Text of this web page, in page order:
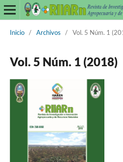
Inicio / Archivos / Vol. 5 Núm. 1
Vol. 5 Núm. 1 (2018)